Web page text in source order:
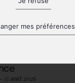
mes préférences
par Cévennes Magazine - 15 août 2026